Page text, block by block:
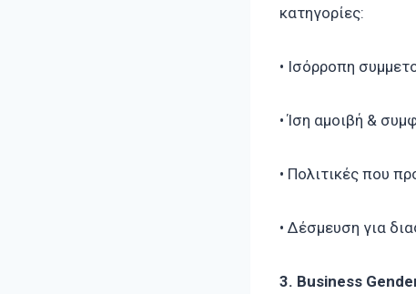
κατηγορίες:
• Ισόρροπη
• Ίση αμοιβή &
• Πολιτικές που
• Δέσμευση για
3. Business